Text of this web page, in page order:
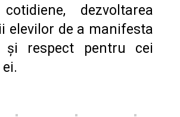
dezvoltarea
elevilor de a manifesta
și respect pentru cei